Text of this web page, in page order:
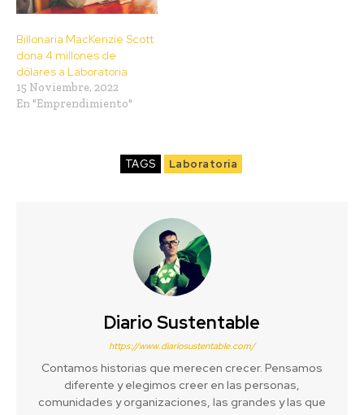
Billonaria MacKenzie Scott
dona 4 millones de
dólares a Laboratoria
15 Noviembre, 2022
En "Emprendimiento"
TAGS Laboratoria
Diario Sustentable
https://www.diariosustentable.com/
Contamos historias que merecen crecer. Pensamos
diferente y elegimos creer en las personas,
comunidades y organizaciones, las grandes y las que